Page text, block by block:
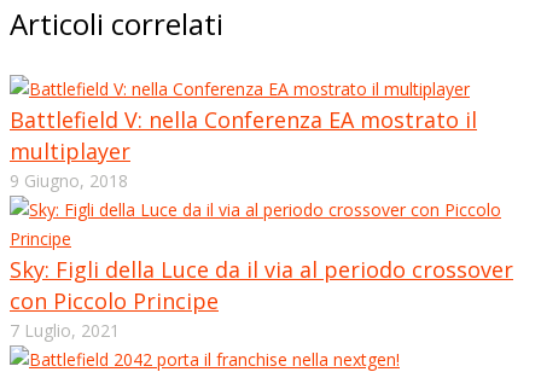
Articoli correlati
Battlefield V: nella Conferenza EA mostrato il
multiplayer
9 Giugno, 2018
Sky: Figli della Luce da il via al periodo crossover
con Piccolo Principe
7 Luglio, 2021